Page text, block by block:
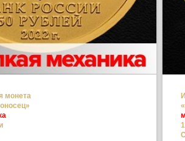
монета